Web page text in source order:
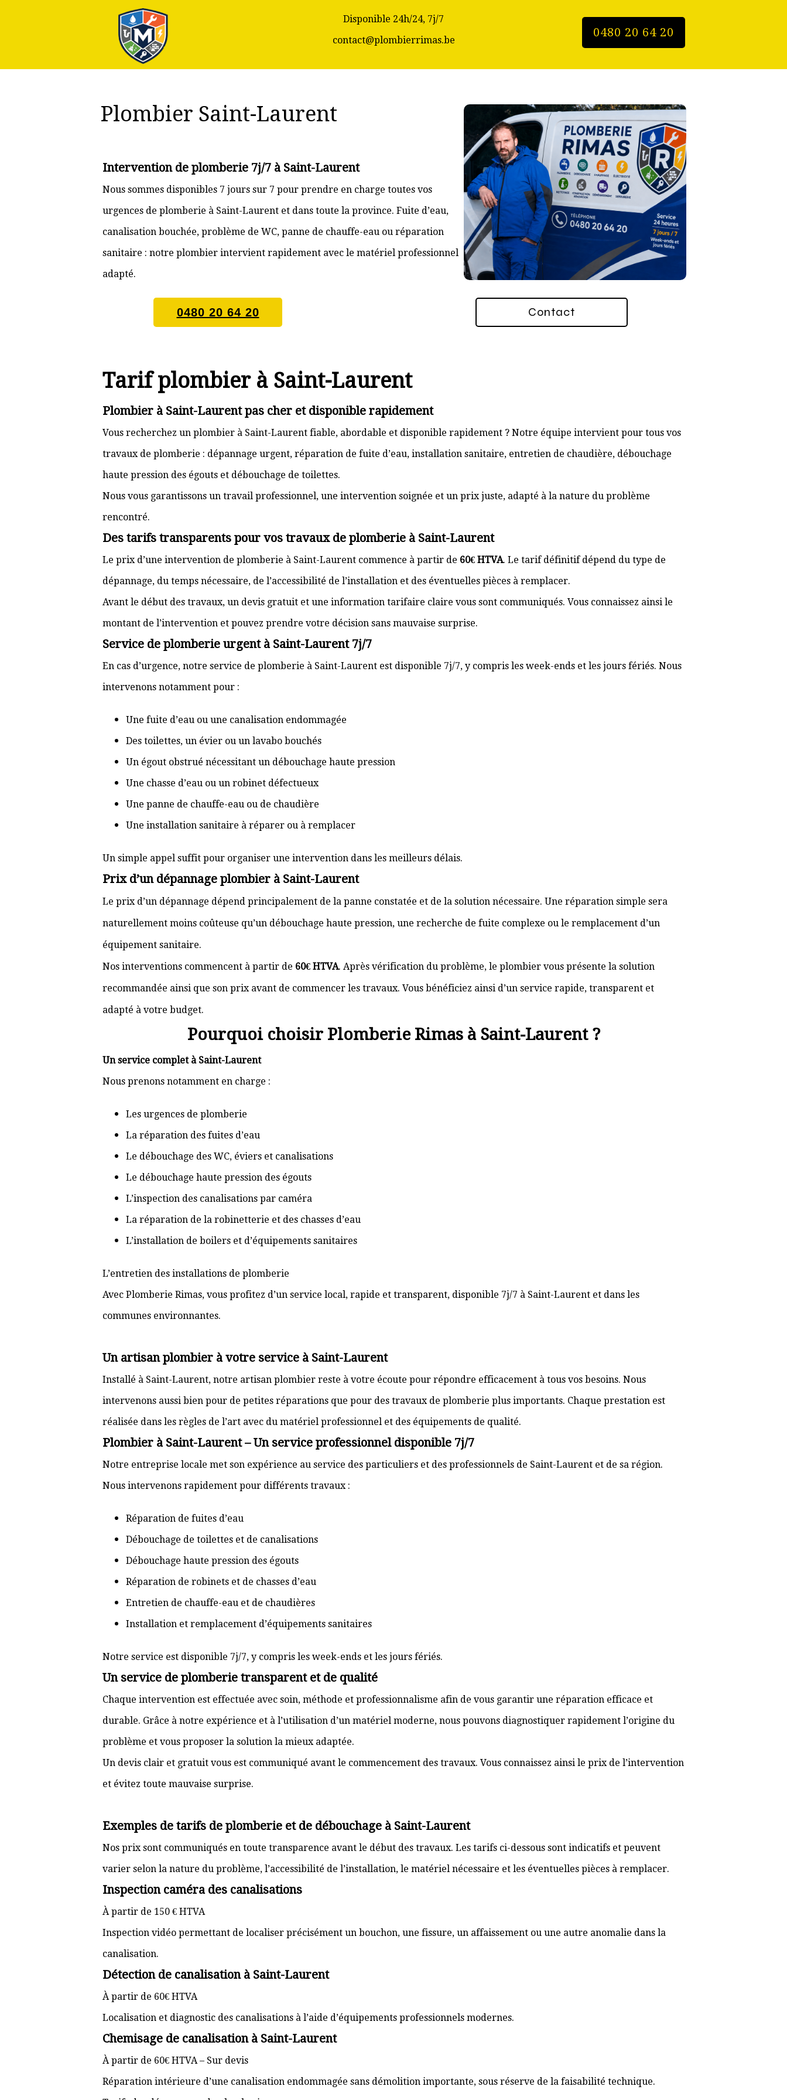
0480 20 64 20
Disponible 24h/24, 7j/7
contact@plombierrimas.be
Plombier Saint-Laurent
Intervention de plomberie 7j/7 à Saint-Laurent
Nous sommes disponibles 7 jours sur 7 pour prendre en charge toutes vos
urgences de plomberie à Saint-Laurent et dans toute la province. Fuite d’eau,
canalisation bouchée, problème de WC, panne de chauffe-eau ou réparation
sanitaire : notre plombier intervient rapidement avec le matériel professionnel
adapté.
0480 20 64 20 Contact
Tarif plombier à Saint-Laurent
Plombier à Saint-Laurent pas cher et disponible rapidement
Vous recherchez un plombier à Saint-Laurent fiable, abordable et disponible rapidement ? Notre équipe intervient pour tous vos
travaux de plomberie : dépannage urgent, réparation de fuite d’eau, installation sanitaire, entretien de chaudière, débouchage
haute pression des égouts et débouchage de toilettes.
Nous vous garantissons un travail professionnel, une intervention soignée et un prix juste, adapté à la nature du problème
rencontré.
Des tarifs transparents pour vos travaux de plomberie à Saint-Laurent
Le prix d’une intervention de plomberie à Saint-Laurent commence à partir de 60€ HTVA. Le tarif définitif dépend du type de
dépannage, du temps nécessaire, de l’accessibilité de l’installation et des éventuelles pièces à remplacer.
Avant le début des travaux, un devis gratuit et une information tarifaire claire vous sont communiqués. Vous connaissez ainsi le
montant de l’intervention et pouvez prendre votre décision sans mauvaise surprise.
Service de plomberie urgent à Saint-Laurent 7j/7
En cas d’urgence, notre service de plomberie à Saint-Laurent est disponible 7j/7, y compris les week-ends et les jours fériés. Nous
intervenons notamment pour :
Une fuite d’eau ou une canalisation endommagée
Des toilettes, un évier ou un lavabo bouchés
Un égout obstrué nécessitant un débouchage haute pression
Une chasse d’eau ou un robinet défectueux
Une panne de chauffe-eau ou de chaudière
Une installation sanitaire à réparer ou à remplacer
Un simple appel suffit pour organiser une intervention dans les meilleurs délais.
Prix d’un dépannage plombier à Saint-Laurent
Le prix d’un dépannage dépend principalement de la panne constatée et de la solution nécessaire. Une réparation simple sera
naturellement moins coûteuse qu’un débouchage haute pression, une recherche de fuite complexe ou le remplacement d’un
équipement sanitaire.
Nos interventions commencent à partir de 60€ HTVA. Après vérification du problème, le plombier vous présente la solution
recommandée ainsi que son prix avant de commencer les travaux. Vous bénéficiez ainsi d’un service rapide, transparent et
adapté à votre budget.
Pourquoi choisir Plomberie Rimas à Saint-Laurent ?
Un service complet à Saint-Laurent
Nous prenons notamment en charge :
Les urgences de plomberie
La réparation des fuites d’eau
Le débouchage des WC, éviers et canalisations
Le débouchage haute pression des égouts
L’inspection des canalisations par caméra
La réparation de la robinetterie et des chasses d’eau
L’installation de boilers et d’équipements sanitaires
L’entretien des installations de plomberie
Avec Plomberie Rimas, vous profitez d’un service local, rapide et transparent, disponible 7j/7 à Saint-Laurent et dans les
communes environnantes.
Un artisan plombier à votre service à Saint-Laurent
Installé à Saint-Laurent, notre artisan plombier reste à votre écoute pour répondre efficacement à tous vos besoins. Nous
intervenons aussi bien pour de petites réparations que pour des travaux de plomberie plus importants. Chaque prestation est
réalisée dans les règles de l’art avec du matériel professionnel et des équipements de qualité.
Plombier à Saint-Laurent – Un service professionnel disponible 7j/7
Notre entreprise locale met son expérience au service des particuliers et des professionnels de Saint-Laurent et de sa région.
Nous intervenons rapidement pour différents travaux :
Réparation de fuites d’eau
Débouchage de toilettes et de canalisations
Débouchage haute pression des égouts
Réparation de robinets et de chasses d’eau
Entretien de chauffe-eau et de chaudières
Installation et remplacement d’équipements sanitaires
Notre service est disponible 7j/7, y compris les week-ends et les jours fériés.
Un service de plomberie transparent et de qualité
Chaque intervention est effectuée avec soin, méthode et professionnalisme afin de vous garantir une réparation efficace et
durable. Grâce à notre expérience et à l’utilisation d’un matériel moderne, nous pouvons diagnostiquer rapidement l’origine du
problème et vous proposer la solution la mieux adaptée.
Un devis clair et gratuit vous est communiqué avant le commencement des travaux. Vous connaissez ainsi le prix de l’intervention
et évitez toute mauvaise surprise.
Exemples de tarifs de plomberie et de débouchage à Saint-Laurent
Nos prix sont communiqués en toute transparence avant le début des travaux. Les tarifs ci-dessous sont indicatifs et peuvent
varier selon la nature du problème, l’accessibilité de l’installation, le matériel nécessaire et les éventuelles pièces à remplacer.
Inspection caméra des canalisations
À partir de 150 € HTVA
Inspection vidéo permettant de localiser précisément un bouchon, une fissure, un affaissement ou une autre anomalie dans la
canalisation.
Détection de canalisation à Saint-Laurent
À partir de 60€ HTVA
Localisation et diagnostic des canalisations à l’aide d’équipements professionnels modernes.
Chemisage de canalisation à Saint-Laurent
À partir de 60€ HTVA – Sur devis
Réparation intérieure d’une canalisation endommagée sans démolition importante, sous réserve de la faisabilité technique.